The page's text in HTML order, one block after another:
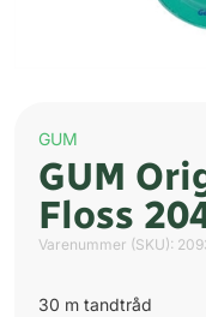
GUM
GUM
Floss
Varenummer (SKU):
30 m tandtråd